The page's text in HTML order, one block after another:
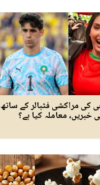
کی مراکشی فٹبالر کے ساتھ
خبریں، معاملہ کیا ہے؟